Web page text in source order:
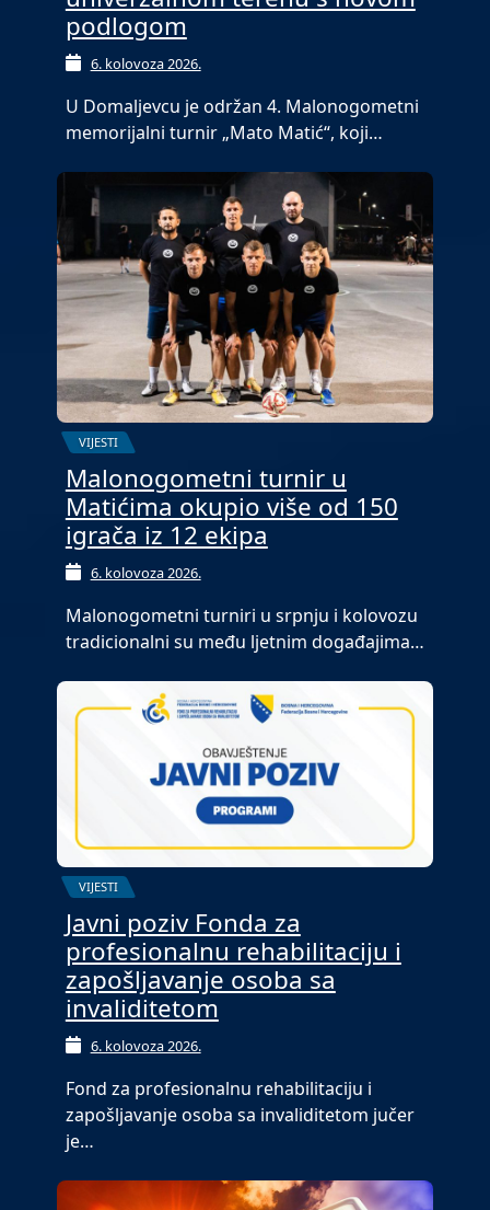
podlogom
6. kolovoza 2026.
U Domaljevcu je održan 4. Malonogometni
memorijalni turnir „Mato Matić“, koji…
VIJESTI
Malonogometni turnir u
Matićima okupio više od 150
igrača iz 12 ekipa
6. kolovoza 2026.
Malonogometni turniri u srpnju i kolovozu
tradicionalni su među ljetnim događajima…
VIJESTI
Javni poziv Fonda za
profesionalnu rehabilitaciju i
zapošljavanje osoba sa
invaliditetom
6. kolovoza 2026.
Fond za profesionalnu rehabilitaciju i
zapošljavanje osoba sa invaliditetom jučer
je…